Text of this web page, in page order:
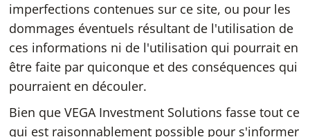
imperfections contenues sur ce site, ou pour les
dommages éventuels résultant de l'utilisation de
ces informations ni de l'utilisation qui pourrait en
être faite par quiconque et des conséquences qui
pourraient en découler.
Bien que VEGA Investment Solutions fasse tout ce
qui est raisonnablement possible pour s'informer